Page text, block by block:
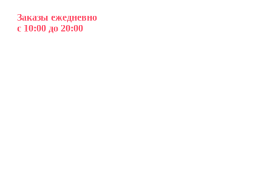
Заказы ежедневно
с 10:00 до 20:00